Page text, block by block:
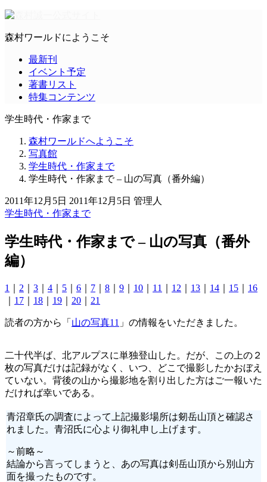
森村ワールドにようこそ
最新刊
イベント予定
著書リスト
特集コンテンツ
学生時代・作家まで
森村ワールドへようこそ
写真館
学生時代・作家まで
学生時代・作家まで – 山の写真（番外編）
2011年12月5日 2011年12月5日 管理人
学生時代・作家まで
学生時代・作家まで – 山の写真（番外
編）
1 2 3 4 5 6 7 8 9 10 11 12 13 14 15
16
17 18 19 20 21
読者の方から「 山の写真11 」の情報をいただきました。
二十代半ば、北アルプスに単独登山した。だが、この上の２
枚の写真だけは記録がなく、いつ、どこで撮影したかおぼえ
ていない。背後の山から撮影地を割り出した方はご一報いた
だければ幸いである。
青沼章氏の調査によって上記撮影場所は剱岳山頂と確認さ
れました。青沼氏に心より御礼申し上げます。
～前略～
結論から言ってしまうと、あの写真は剣岳山頂から別山方
面を撮ったものです。